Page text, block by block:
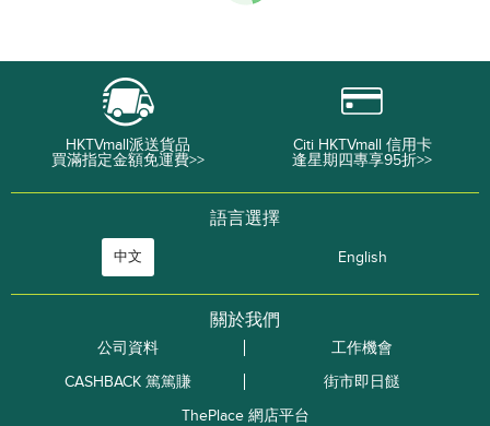
HKTVmall派送貨品
買滿指定金額免運費>>
Citi HKTVmall 信用卡
逢星期四專享95折>>
語言選擇
中文 English
關於我們
公司資料
工作機會
CASHBACK 篤篤賺
街市即日餸
ThePlace 網店平台